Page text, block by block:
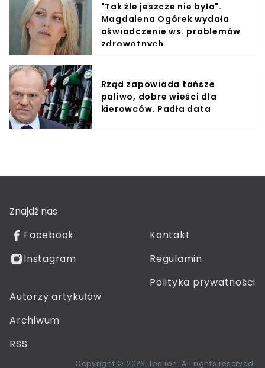
"Tak źle jeszcze nie było".
Magdalena Ogórek wydała
oświadczenie ws. problemów
zdrowotnych
Rząd zapowiada tańsze
paliwo, dobre wieści dla
kierowców. Padła data
Znajdź nas
Facebook
Instagram
Kontakt
Regulamin
Polityka prywatności
Autorzy artykułów
Archiwum
RSS
Copyright © 2023. Iberion. All rights reserved.